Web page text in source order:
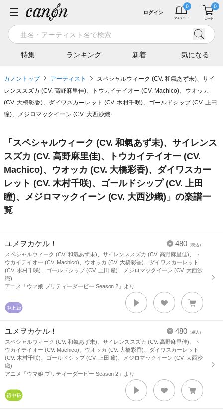
特集 ランキング 新着 気になる
ログイン
カノントップ アーティスト
スペシャルウィーク (CV. 和氣あず未)、サイ
レンススズカ (CV. 高野麻里佳)、トウカイテイオー (CV. Machico)、ウオッカ
(CV. 大橋彩香)、ダイワスカーレット (CV. 木村千咲)、ゴールドシップ (CV. 上田
瞳)、メジロマックイーン (CV. 大西沙織)
「 スペシャルウィーク (CV. 和氣あず未)、サイレンス
スズカ (CV. 高野麻里佳)、トウカイテイオー (CV.
Machico)、ウオッカ (CV. 大橋彩香)、ダイワスカー
レット (CV. 木村千咲)、ゴールドシップ (CV. 上田
瞳)、メジロマックイーン (CV. 大西沙織) 」の楽譜一
覧
480 （税込）
ユメヲカケル！
スペシャルウィーク (CV. 和氣あず未)、サイレンススズカ (CV. 高野麻里佳)、ト
ウカイテイオー (CV. Machico)、ウオッカ (CV. 大橋彩香)、ダイワスカーレット
(CV. 木村千咲)、ゴールドシップ (CV. 上田 瞳)、メジロマックイーン (CV. 大西沙
織)
アニメ「ウマ娘 プリティーダービー Season 2」より
480 （税込）
ユメヲカケル！
スペシャルウィーク (CV. 和氣あず未)、サイレンススズカ (CV. 高野麻里佳)、ト
ウカイテイオー (CV. Machico)、ウオッカ (CV. 大橋彩香)、ダイワスカーレット
(CV. 木村千咲)、ゴールドシップ (CV. 上田 瞳)、メジロマックイーン (CV. 大西沙
織)
アニメ「ウマ娘 プリティーダービー Season 2」より